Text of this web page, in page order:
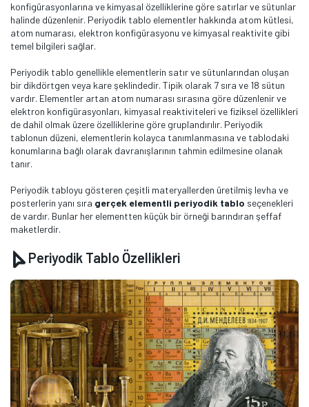
konfigürasyonlarına ve kimyasal özelliklerine göre satırlar ve sütunlar
halinde düzenlenir. Periyodik tablo elementler hakkında atom kütlesi,
atom numarası, elektron konfigürasyonu ve kimyasal reaktivite gibi
temel bilgileri sağlar.
Periyodik tablo genellikle elementlerin satır ve sütunlarından oluşan
bir dikdörtgen veya kare şeklindedir. Tipik olarak 7 sıra ve 18 sütun
vardır. Elementler artan atom numarası sırasına göre düzenlenir ve
elektron konfigürasyonları, kimyasal reaktiviteleri ve fiziksel özellikleri
de dahil olmak üzere özelliklerine göre gruplandırılır. Periyodik
tablonun düzeni, elementlerin kolayca tanımlanmasına ve tablodaki
konumlarına bağlı olarak davranışlarının tahmin edilmesine olanak
tanır.
Periyodik tabloyu gösteren çeşitli materyallerden üretilmiş levha ve
posterlerin yanı sıra gerçek elementli periyodik tablo seçenekleri
de vardır. Bunlar her elementten küçük bir örneği barındıran şeffaf
maketlerdir.
Periyodik Tablo Özellikleri